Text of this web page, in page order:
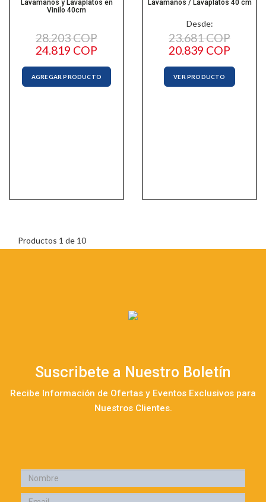
Lavamanos y Lavaplatos en
Vinilo 40cm
28.203 COP
24.819 COP
AGREGAR PRODUCTO
Lavamanos / Lavaplatos 40 cm
Desde:
23.681 COP
20.839 COP
VER PRODUCTO
Productos 1 de 10
Suscribete a Nuestro Boletín
Recibe Información de Ofertas y Eventos Exclusivos para
Nuestros Clientes.